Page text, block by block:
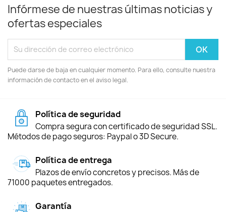
Infórmese de nuestras últimas noticias y
ofertas especiales
Puede darse de baja en cualquier momento. Para ello, consulte nuestra
información de contacto en el aviso legal.
Política de seguridad
Compra segura con certificado de seguridad SSL.
Métodos de pago seguros: Paypal o 3D Secure.
Política de entrega
Plazos de envío concretos y precisos. Más de
71000 paquetes entregados.
Garantía